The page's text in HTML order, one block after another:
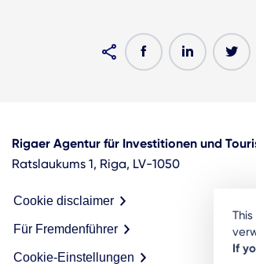
Rigaer Agentur für Investitionen und
Ratslaukums 1, Riga, LV-1050
Cookie disclaimer
Für Fremdenführer
Cookie-Einstellungen
If